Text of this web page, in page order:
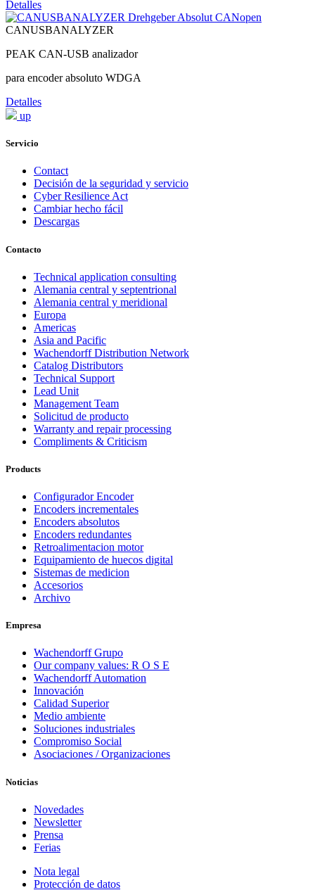
Detalles
CANUSBANALYZER
PEAK CAN-USB analizador
para encoder absoluto WDGA
Detalles
up
Servicio
Contact
Decisión de la seguridad y servicio
Cyber Resilience Act
Cambiar hecho fácil
Descargas
Contacto
Technical application consulting
Alemania central y septentrional
Alemania central y meridional
Europa
Americas
Asia and Pacific
Wachendorff Distribution Network
Catalog Distributors
Technical Support
Lead Unit
Management Team
Solicitud de producto
Warranty and repair processing
Compliments & Criticism
Products
Configurador Encoder
Encoders incrementales
Encoders absolutos
Encoders redundantes
Retroalimentacion motor
Equipamiento de huecos digital
Sistemas de medicion
Accesorios
Archivo
Empresa
Wachendorff Grupo
Our company values: R O S E
Wachendorff Automation
Innovación
Calidad Superior
Medio ambiente
Soluciones industriales
Compromiso Social
Asociaciones / Organizaciones
Noticias
Novedades
Newsletter
Prensa
Ferias
Nota legal
Protección de datos